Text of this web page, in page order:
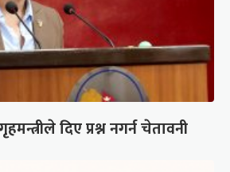
दिए प्रश्न नगर्न चेतावनी